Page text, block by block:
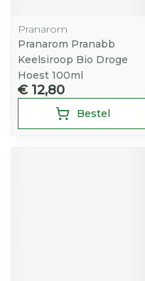
Pranarom
Pranarom Pranabb
Keelsiroop Bio Droge
Hoest 100ml
€ 12,80
Bestel